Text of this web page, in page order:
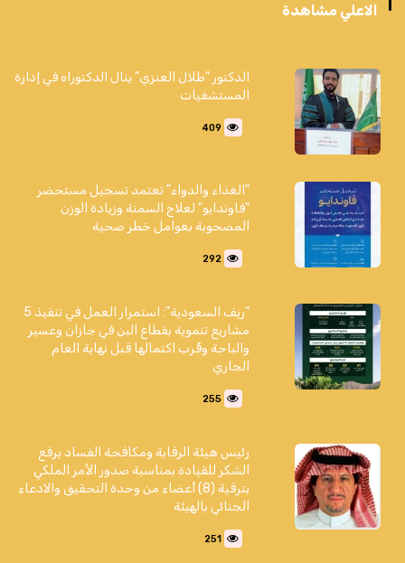
الاعلي مشاهدة
الدكتور "طلال العنزي" ينال الدكتوراه في إدارة
المستشفيات
409
"الغذاء والدواء" تعتمد تسجيل مستحضر
"فاوندايو" لعلاج السمنة وزيادة الوزن
المصحوبة بعوامل خطر صحية
292
"ريف السعودية": استمرار العمل في تنفيذ 5
مشاريع تنموية بقطاع البن في جازان وعسير
والباحة وقُرب اكتمالها قبل نهاية العام
الجاري
255
رئيس هيئة الرقابة ومكافحة الفساد يرفع
الشكر للقيادة بمناسبة صدور الأمر الملكي
بترقية (8) أعضاء من وحدة التحقيق والادعاء
الجنائي بالهيئة
251